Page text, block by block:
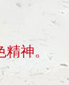
神。